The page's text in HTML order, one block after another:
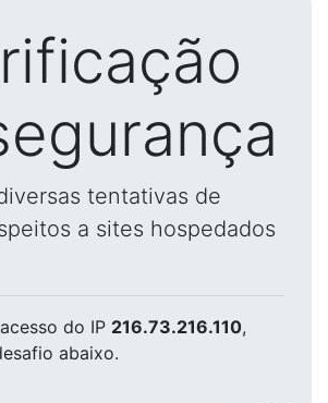
tentativas de
a sites hospedados
do IP 216.73.216.110,
abaixo.